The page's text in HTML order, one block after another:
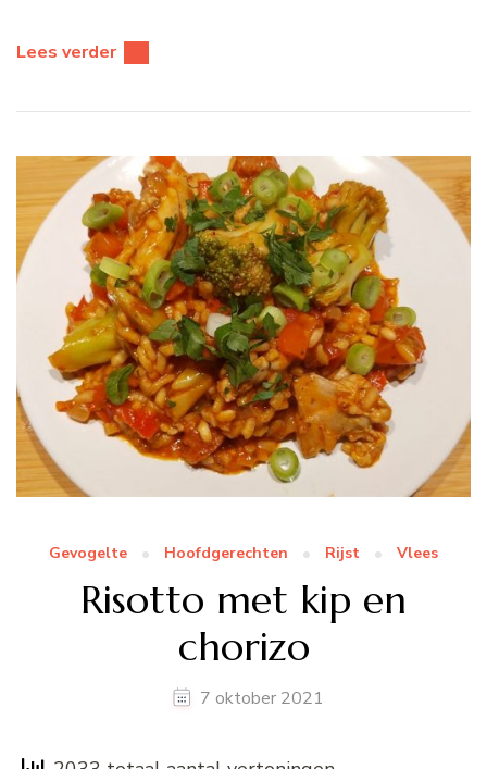
Lees verder
Gevogelte Hoofdgerechten Rijst Vlees
Risotto met kip en
chorizo
7 oktober 2021